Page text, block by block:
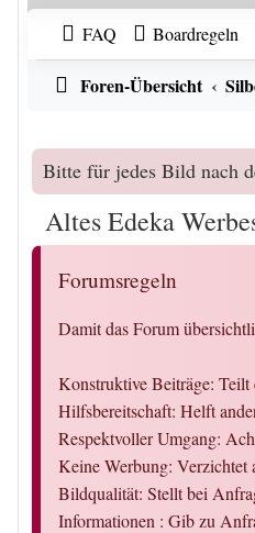
FAQ Boardregeln
Foren-Übersicht
Bitte für jedes Bild nach
Altes Edeka
Forumsregeln
Damit das Forum
Konstruktive Beiträge: Teilt
Hilfsbereitschaft: Helft
Respektvoller Umgang:
Keine Werbung:
Bildqualität: Stellt bei
Informationen : Gib zu